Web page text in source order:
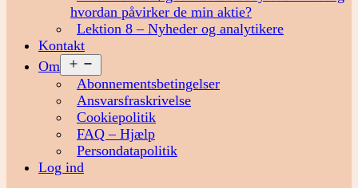
hvordan påvirker de min aktie?
Lektion 8 – Nyheder og analytikere
Kontakt
Om
menu
Abonnementsbetingelser
Ansvarsfraskrivelse
Cookiepolitik
FAQ – Hjælp
Persondatapolitik
Log ind